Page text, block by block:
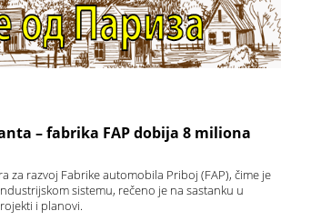
– fabrika FAP dobija 8 miliona
za razvoj Fabrike automobila Priboj (FAP), čime je
sistemu, rečeno je na sastanku u
i planovi.